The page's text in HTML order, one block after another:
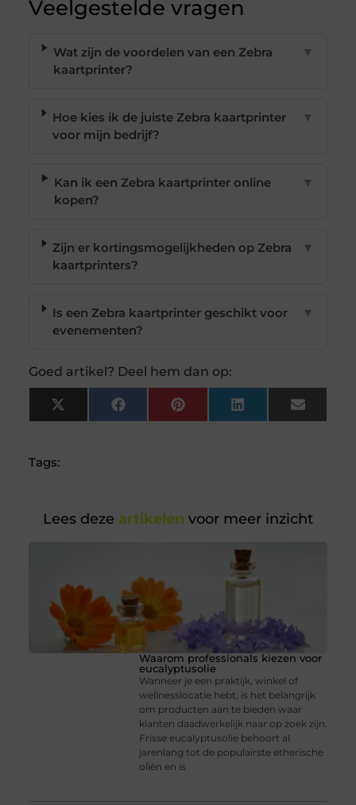
Veelgestelde vragen
Wat zijn de voordelen van een Zebra
kaartprinter?
▼
Hoe kies ik de juiste Zebra kaartprinter
voor mijn bedrijf?
▼
Kan ik een Zebra kaartprinter online
kopen?
▼
Zijn er kortingsmogelijkheden op Zebra
kaartprinters?
▼
Is een Zebra kaartprinter geschikt voor
evenementen?
▼
Goed artikel? Deel hem dan op:
X
(Twitter)
FacebookPinterest LinkedIn Email
Tags:
Lees deze artikelen voor meer inzicht
Waarom professionals kiezen voor
eucalyptusolie
Wanneer je een praktijk, winkel of
wellnesslocatie hebt, is het belangrijk
om producten aan te bieden waar
klanten daadwerkelijk naar op zoek zijn.
Frisse eucalyptusolie behoort al
jarenlang tot de populairste etherische
oliën en is